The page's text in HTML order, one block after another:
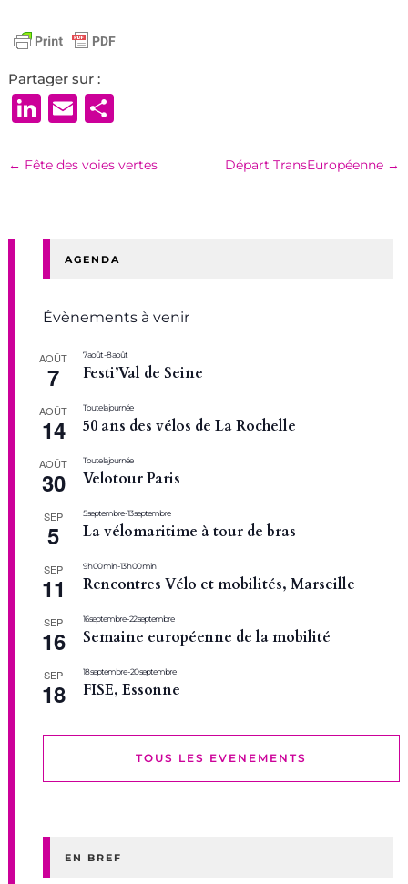
Partager sur :
LinkedIn
EmailPartager
← Fête des voies vertes Départ TransEuropéenne →
AGENDA
Évènements à venir
AOÛT
7
7 août-8 août
Festi’Val de Seine
AOÛT
14
Toute la journée
50 ans des vélos de La Rochelle
AOÛT
30
Toute la journée
Velotour Paris
SEP
5
5 septembre-13 septembre
La vélomaritime à tour de bras
SEP
11
9 h 00 min-13 h 00 min
Rencontres Vélo et mobilités, Marseille
SEP
16
16 septembre-22 septembre
Semaine européenne de la mobilité
SEP
18
18 septembre-20 septembre
FISE, Essonne
TOUS LES EVENEMENTS
EN BREF